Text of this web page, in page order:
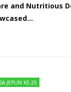
and Nutritious
JEPUN KE-25